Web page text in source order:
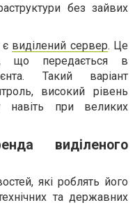
без зайвих
є виділений сервер. Це
що передається в
Такий варіант
високий рівень
навіть при великих
виділеного
які роблять його
та державних